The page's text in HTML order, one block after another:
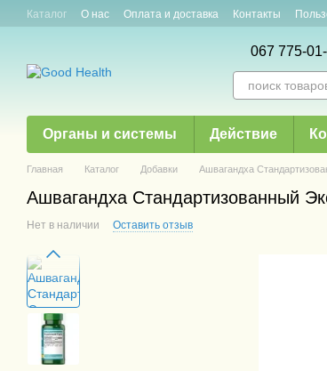
Перейти к основному контенту
Каталог О нас Оплата и доставка Контакты
067 775-
Органы и системы Действие
Главная Каталог Добавки Ашвагандха
Ашвагандха Стандартизованный
Нет в наличии Оставить отзыв